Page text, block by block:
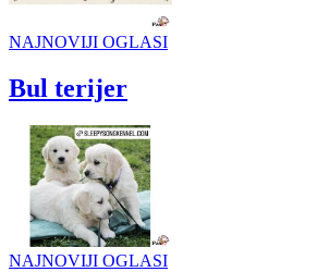
NAJNOVIJI OGLASI
Bul terijer
NAJNOVIJI OGLASI